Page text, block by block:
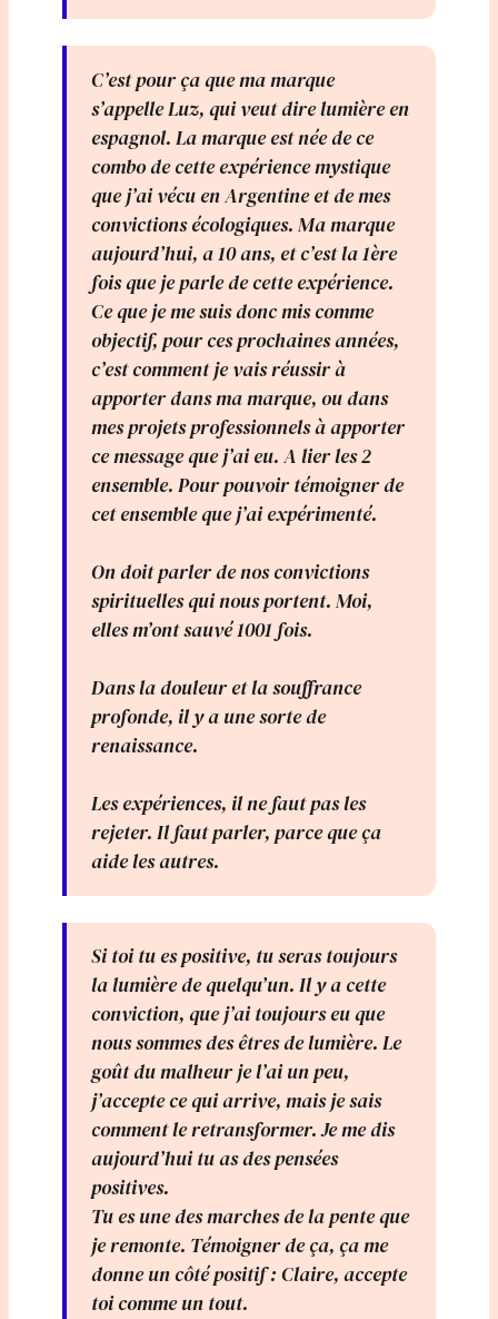
C’est pour ça que ma marque
s’appelle Luz, qui veut dire lumière en
espagnol. La marque est née de ce
combo de cette expérience mystique
que j’ai vécu en Argentine et de mes
convictions écologiques. Ma marque
aujourd’hui, a 10 ans, et c’est la 1ère
fois que je parle de cette expérience.
Ce que je me suis donc mis comme
objectif, pour ces prochaines années,
c’est comment je vais réussir à
apporter dans ma marque, ou dans
mes projets professionnels à apporter
ce message que j’ai eu. A lier les 2
ensemble. Pour pouvoir témoigner de
cet ensemble que j’ai expérimenté.
On doit parler de nos convictions
spirituelles qui nous portent. Moi,
elles m’ont sauvé 1001 fois.
Dans la douleur et la souffrance
profonde, il y a une sorte de
renaissance.
Les expériences, il ne faut pas les
rejeter. Il faut parler, parce que ça
aide les autres.
Si toi tu es positive, tu seras toujours
la lumière de quelqu’un. Il y a cette
conviction, que j’ai toujours eu que
nous sommes des êtres de lumière. Le
goût du malheur je l’ai un peu,
j’accepte ce qui arrive, mais je sais
comment le retransformer. Je me dis
aujourd’hui tu as des pensées
positives.
Tu es une des marches de la pente que
je remonte. Témoigner de ça, ça me
donne un côté positif : Claire, accepte
toi comme un tout.